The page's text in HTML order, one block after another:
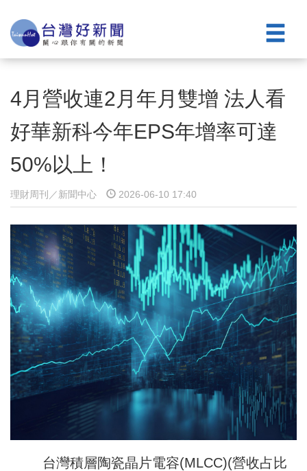
4月營收連2月年月雙增 法人看
好華新科今年EPS年增率可達
50%以上！
理財周刊／新聞中心 2026-06-10 17:40
台灣積層陶瓷晶片電容(MLCC)(營收占比